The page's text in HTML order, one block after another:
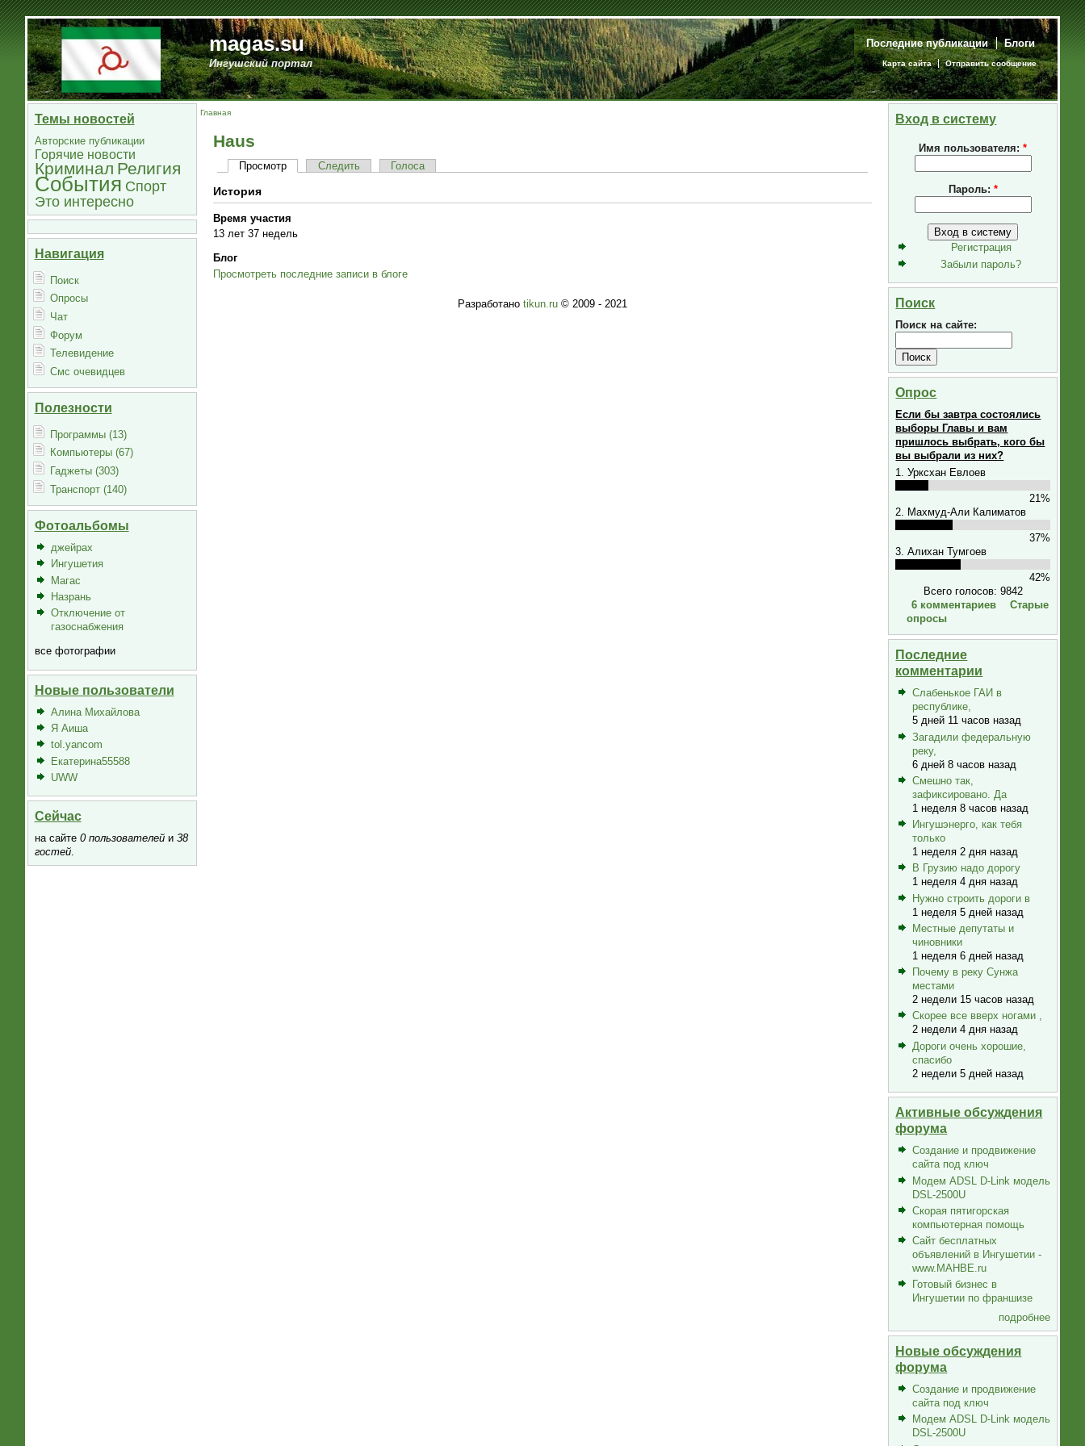
magas.su
Ингушский портал
Последние публикации Блоги
Карта сайта Отправить сообщение
Темы новостей
Авторские публикации
Горячие новости
Криминал Религия
События Спорт
Это интересно
Навигация
Поиск
Опросы
Чат
Форум
Телевидение
Смс очевидцев
Полезности
Программы (13)
Компьютеры (67)
Гаджеты (303)
Транспорт (140)
Фотоальбомы
джейрах
Ингушетия
Магас
Назрань
Отключение от
газоснабжения
все фотографии
Новые пользователи
Алина Михайлова
Я Аиша
tol.yancom
Екатерина55588
UWW
Сейчас
на сайте 0 пользователейи 38
гостей.
Главная
Haus
Просмотр Следить Голоса
История
Время участия
13 лет 37 недель
Блог
Просмотреть последние записи в блоге
Разработано tikun.ru© 2009 - 2021
Вход в систему
Имя пользователя:*
Пароль: *
Регистрация
Забыли пароль?
Поиск
Поиск на сайте:
Опрос
Если бы завтра состоялись
выборы Главы и вам
пришлось выбрать, кого бы
вы выбрали из них?
1. Урксхан Евлоев
21%
2. Махмуд-Али Калиматов
37%
3. Алихан Тумгоев
42%
Всего голосов: 9842
6 комментариев
Старые
опросы
Последние
комментарии
Слабенькое ГАИ в
республике,
5 дней 11 часов назад
Загадили федеральную
реку,
6 дней 8 часов назад
Смешно так,
зафиксировано. Да
1 неделя 8 часов назад
Ингушэнерго, как тебя
только
1 неделя 2 дня назад
В Грузию надо дорогу
1 неделя 4 дня назад
Нужно строить дороги в
1 неделя 5 дней назад
Местные депутаты и
чиновники
1 неделя 6 дней назад
Почему в реку Сунжа
местами
2 недели 15 часов назад
Скорее все вверх ногами ,
2 недели 4 дня назад
Дороги очень хорошие,
спасибо
2 недели 5 дней назад
Активные обсуждения
форума
Создание и продвижение
сайта под ключ
Модем ADSL D-Link модель
DSL-2500U
Скорая пятигорская
компьютерная помощь
Сайт бесплатных
объявлений в Ингушетии -
www.MAHBE.ru
Готовый бизнес в
Ингушетии по франшизе
подробнее
Новые обсуждения
форума
Создание и продвижение
сайта под ключ
Модем ADSL D-Link модель
DSL-2500U